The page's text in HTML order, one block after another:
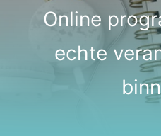
CONTACT
Online
echte